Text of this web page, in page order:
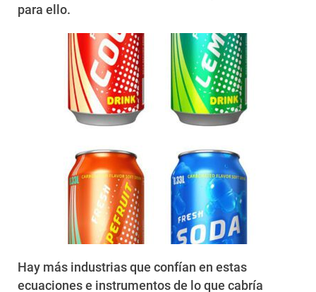
para ello.
Hay más industrias que confían en estas
ecuaciones e instrumentos de lo que cabría